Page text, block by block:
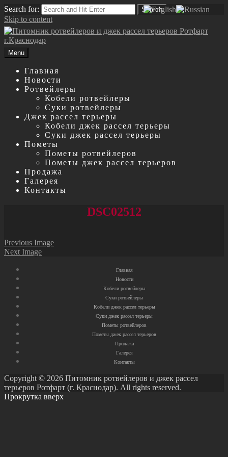
Search for: Search
Skip to content
Menu
Главная
Новости
Ротвейлеры
Кобели ротвейлеры
Суки ротвейлеры
Джек рассел терьеры
Кобели джек рассел терьеры
Суки джек рассел терьеры
Пометы
Пометы ротвейлеров
Пометы джек рассел терьеров
Продажа
Галерея
Контакты
DSC02512
Previous Image
Next Image
Главная
Новости
Кобели ротвейлеры
Суки ротвейлеры
Кобели джек рассел терьеры
Суки джек рассел терьеры
Пометы ротвейлеров
Пометы джек рассел терьеров
Продажа
Галерея
Контакты
Copyright © 2026 Питомник ротвейлеров и джек рассел
терьеров Ротфарт (г. Краснодар). All rights reserved.
Прокрутка вверх